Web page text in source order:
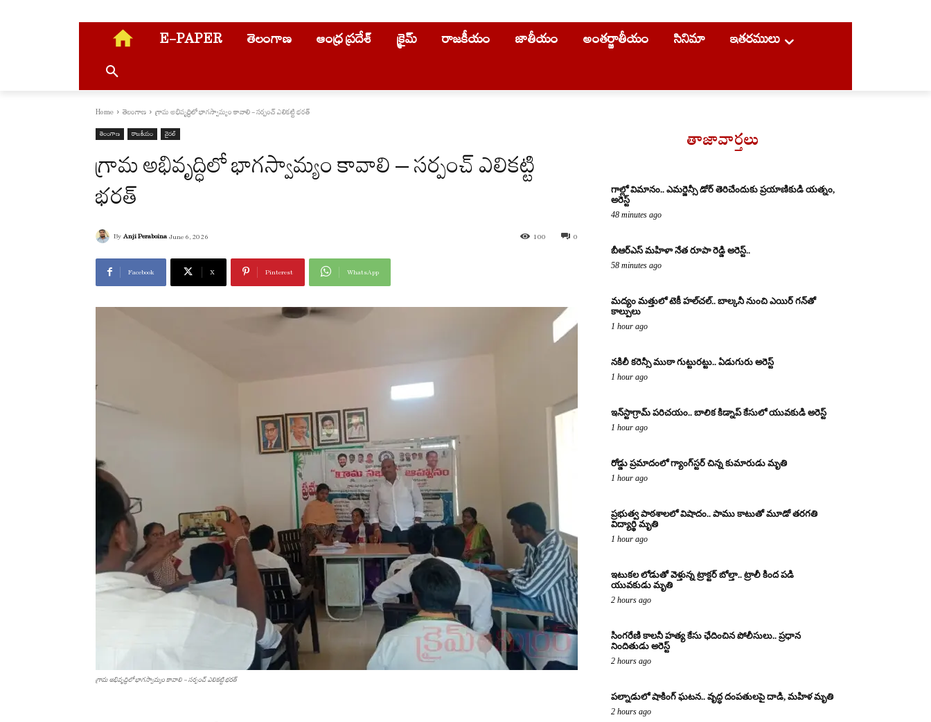
E-PAPER తెలంగాణ ఆంధ్ర ప్రదేశ్ క్రైమ్ రాజకీయం జాతీయం అంతర్జాతీయం సినిమా ఇతరములు
Home తెలంగాణ గ్రామ అభివృద్ధిలో భాగస్వామ్యం కావాలి - సర్పంచ్ ఎలికట్టి భరత్
తెలంగాణ రాజకీయం వైరల్
గ్రామ అభివృద్ధిలో భాగస్వామ్యం కావాలి – సర్పంచ్ ఎలికట్టి
భరత్
By Anji Peraboina June 6, 2026 0
100
Facebook X Pinterest WhatsApp
గ్రామ అభివృద్ధిలో భాగస్వామ్యం కావాలి - సర్పంచ్ ఎలికట్టి భరత్
తాజావార్తలు
గాల్లో విమానం.. ఎమర్జెన్సీ డోర్ తెరిచేందుకు ప్రయాణికుడి యత్నం,
అరెస్ట్
48 minutes ago
బీఆర్ఎస్ మహిళా నేత రూపా రెడ్డి అరెస్ట్..
58 minutes ago
మద్యం మత్తులో టెకీ హల్‌చల్.. బాల్కనీ నుంచి ఎయిర్ గన్‌తో
కాల్పులు
1 hour ago
నకిలీ కరెన్సీ ముఠా గుట్టురట్టు.. ఏడుగురు అరెస్ట్
1 hour ago
ఇన్‌స్టాగ్రామ్ పరిచయం.. బాలిక కిడ్నాప్ కేసులో యువకుడి అరెస్ట్
1 hour ago
రోడ్డు ప్రమాదంలో గ్యాంగ్‌స్టర్ చిన్న కుమారుడు మృతి
1 hour ago
ప్రభుత్వ పాఠశాలలో విషాదం.. పాము కాటుతో మూడో తరగతి
విద్యార్థి మృతి
1 hour ago
ఇటుకల లోడుతో వెళ్తున్న ట్రాక్టర్ బోల్తా.. ట్రాలీ కింద పడి
యువకుడు మృతి
2 hours ago
సింగరేణి కాలనీ హత్య కేసు ఛేదించిన పోలీసులు.. ప్రధాన
నిందితుడు అరెస్ట్
2 hours ago
పల్నాడులో షాకింగ్ ఘటన.. వృద్ధ దంపతులపై దాడి, మహిళ మృతి
2 hours ago